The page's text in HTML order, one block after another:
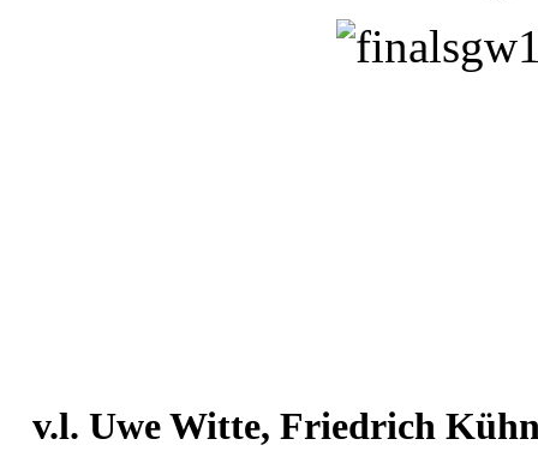
v.l. Uwe Witte, Friedrich